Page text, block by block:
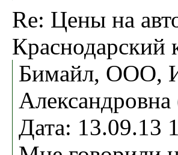
Re: Цены на
Краснодарский
Бимайл, ООО,
Александровна
Дата: 13.09.13